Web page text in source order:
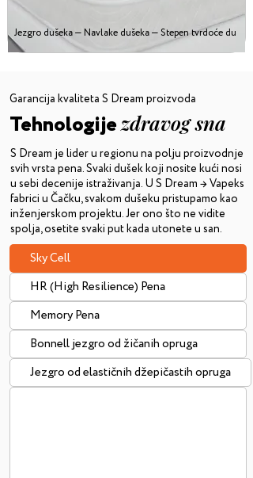
Jezgro dušeka — Navlake dušeka — Stepen tvrdoće dušeka
Garancija kvaliteta S Dream proizvoda
Tehnologijezdravog sna
S Dream je lider u regionu na polju proizvodnje
svih vrsta pena. Svaki dušek koji nosite kući nosi
u sebi decenije istraživanja. U S Dream → Vapeks
fabrici u Čačku, svakom dušeku pristupamo kao
inženjerskom projektu. Jer ono što ne vidite
spolja, osetite svaki put kada utonete u san.
Sky Cell
HR (High Resilience) Pena
Memory Pena
Bonnell jezgro od žičanih opruga
Jezgro od elastičnih džepičastih opruga